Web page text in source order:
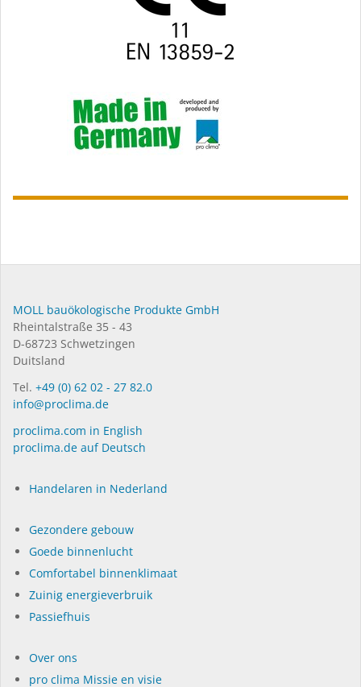
MOLL bauökologische Produkte GmbH
Rheintalstraße 35 - 43
D-68723 Schwetzingen
Duitsland
Tel. +49 (0) 62 02 - 27 82.0
info@proclima.de
proclima.com in English
proclima.de auf Deutsch
Handelaren in Nederland
Gezondere gebouw
Goede binnenlucht
Comfortabel binnenklimaat
Zuinig energieverbruik
Passiefhuis
Over ons
pro clima Missie en visie